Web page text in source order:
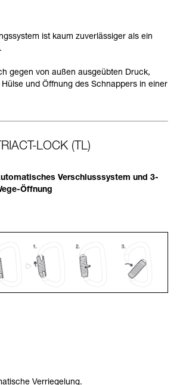
ist kaum zuverlässiger als ein
gegen von außen ausgeübten Druck,
und Öffnung des Schnappers in einer
LOCK (TL)
Verschlusssystem und 3-
Öffnung
Verriegelung.